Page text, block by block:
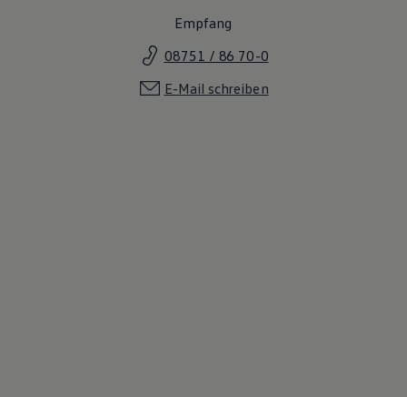
Transport
Familie
Elektromobilität
Volkswagen R
Empfang
08751 / 86 70-0
E-Mail schreiben